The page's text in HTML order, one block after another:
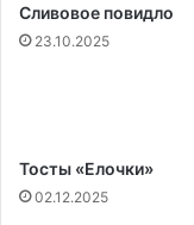
Сливовое повидло
23.10.2025
Тосты «Елочки»
02.12.2025